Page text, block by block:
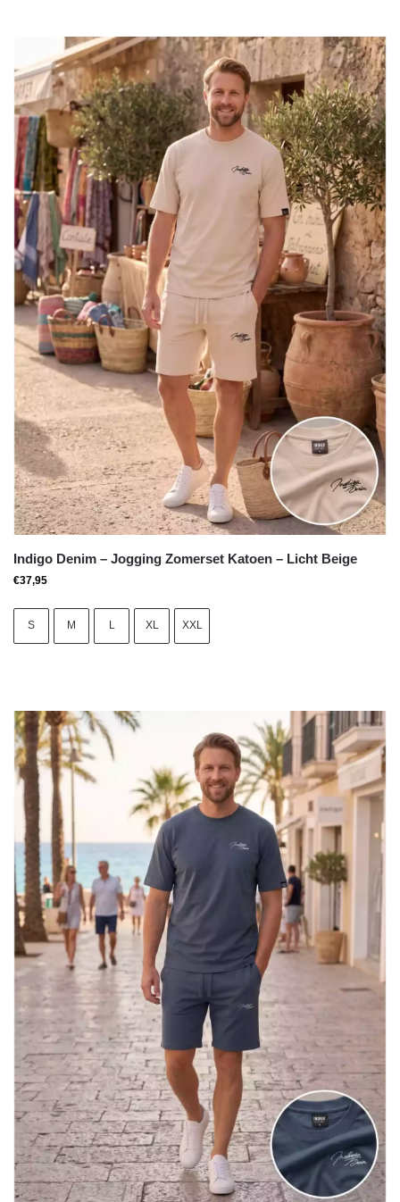
Indigo Denim – Jogging Zomerset Katoen – Licht Beige
€37,95
S M L XL XXL